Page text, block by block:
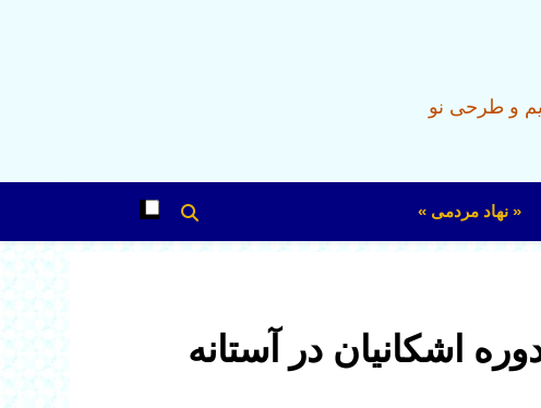
و طرحی نو
« نهاد مردمی »
اشکانیان در آستانه